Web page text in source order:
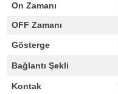
On Zamanı
OFF Zamanı
Gösterge
Bağlantı Şekli
Kontak